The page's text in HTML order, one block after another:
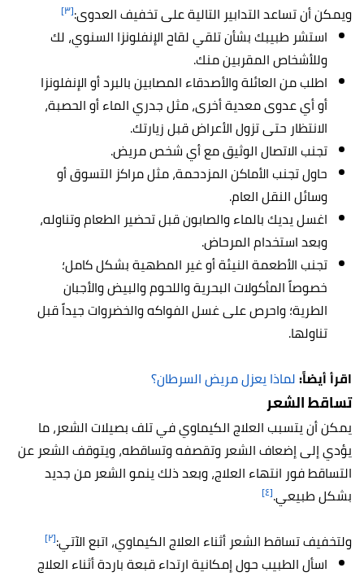
ويمكن أن تساعد التدابير التالية على تخفيف العدوى:[٣]
استشر طبيبك بشأن تلقي لقاح الإنفلونزا السنوي، لك
وللأشخاص المقربين منك.
اطلب من العائلة والأصدقاء المصابين بالبرد أو الإنفلونزا
أو أي عدوى معدية أخرى، مثل جدري الماء أو الحصبة،
الانتظار حتى تزول الأعراض قبل زيارتك.
تجنب الاتصال الوثيق مع أي شخص مريض.
حاول تجنب الأماكن المزدحمة، مثل مراكز التسوق أو
وسائل النقل العام.
اغسل يديك بالماء والصابون قبل تحضير الطعام وتناوله،
وبعد استخدام المرحاض.
تجنب الأطعمة النيئة أو غير المطهية بشكل كامل؛
خصوصاً المأكولات البحرية واللحوم والبيض والأجبان
الطرية؛ واحرص على غسل الفواكه والخضروات جيداً قبل
تناولها.
اقرأ أيضاً:لماذا يعزل مريض السرطان؟
تساقط الشعر
يمكن أن يتسبب العلاج الكيماوي في تلف بصيلات الشعر، ما
يؤدي إلى إضعاف الشعر وتقصفه وتساقطه، ويتوقف الشعر عن
التساقط فور انتهاء العلاج، وبعد ذلك ينمو الشعر من جديد
بشكل طبيعي.[٤]
ولتخفيف تساقط الشعر أثناء العلاج الكيماوي، اتبع الآتي:[٢]
اسأل الطبيب حول إمكانية ارتداء قبعة باردة أثناء العلاج